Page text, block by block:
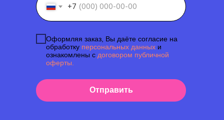
+7
Оформляя заказ, Вы даёте согласие на
обработку персональных данных и
ознакомлены с договором публичной
оферты.
Отправить